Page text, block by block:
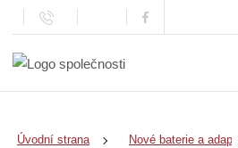
Úvodní strana Nové baterie a